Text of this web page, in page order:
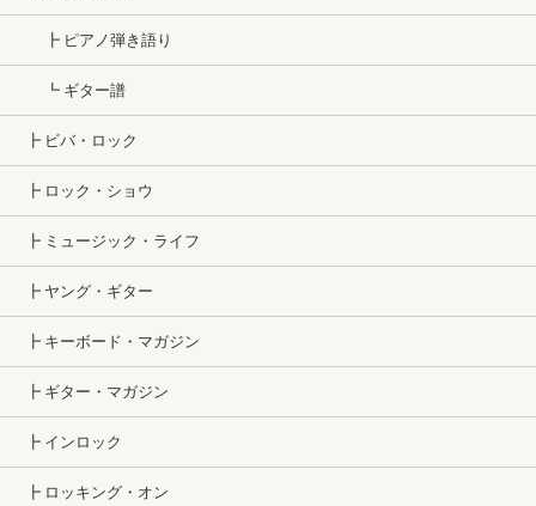
┣ ピアノ弾き語り
┗ ギター譜
┣ ビバ・ロック
┣ ロック・ショウ
┣ ミュージック・ライフ
┣ ヤング・ギター
┣ キーボード・マガジン
┣ ギター・マガジン
┣ インロック
┣ ロッキング・オン